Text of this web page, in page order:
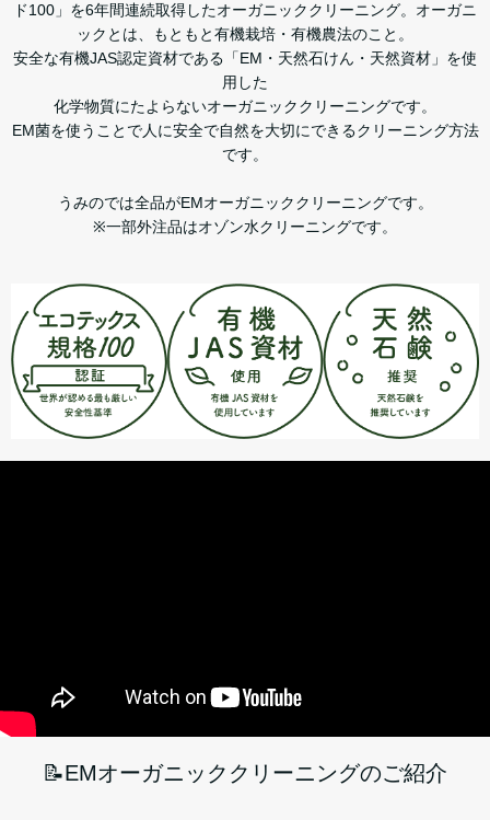
ド100」を6年間連続取得したオーガニッククリーニング。オーガニ
ックとは、もともと有機栽培・有機農法のこと。
安全な有機JAS認定資材である「EM・天然石けん・天然資材」を使
用した
化学物質にたよらないオーガニッククリーニングです。
EM菌を使うことで人に安全で自然を大切にできるクリーニング方法
です。
うみのでは全品がEMオーガニッククリーニングです。
※一部外注品はオゾン水クリーニングです。
📝EMオーガニッククリーニングのご紹介